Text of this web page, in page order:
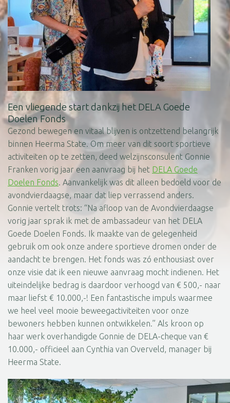
Een vliegende start dankzij het DELA Goede
Doelen Fonds
Gezond bewegen en vitaal blijven is ontzettend belangrijk
binnen Heerma State. Om meer van dit soort sportieve
activiteiten op te zetten, deed welzijnsconsulent Gonnie
Franken vorig jaar een aanvraag bij het DELA Goede
Doelen Fonds. Aanvankelijk was dit alleen bedoeld voor de
avondvierdaagse, maar dat liep verrassend anders.
Gonnie vertelt trots: “Na afloop van de Avondvierdaagse
vorig jaar sprak ik met de ambassadeur van het DELA
Goede Doelen Fonds. Ik maakte van de gelegenheid
gebruik om ook onze andere sportieve dromen onder de
aandacht te brengen. Het fonds was zó enthousiast over
onze visie dat ik een nieuwe aanvraag mocht indienen. Het
uiteindelijke bedrag is daardoor verhoogd van € 500,- naar
maar liefst € 10.000,-! Een fantastische impuls waarmee
we heel veel mooie beweegactiviteiten voor onze
bewoners hebben kunnen ontwikkelen.” Als kroon op
haar werk overhandigde Gonnie de DELA-cheque van €
10.000,- officieel aan Cynthia van Overveld, manager bij
Heerma State.